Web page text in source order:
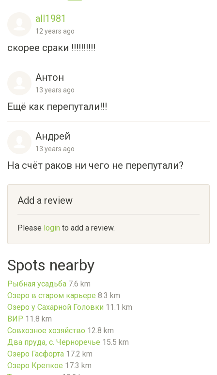
all1981
12 years ago
скорее сраки !!!!!!!!!!
Антон
13 years ago
Ещё как перепутали!!!
Андрей
13 years ago
На счёт раков ни чего не перепутали?
Add a review
Please login to add a review.
Spots nearby
Рыбная усадьба 7.6 km
Озеро в старом карьере 8.3 km
Озеро у Сахарной Головки 11.1 km
ВИР 11.8 km
Совхозное хозяйство 12.8 km
Два пруда, с. Черноречье 15.5 km
Озеро Гасфорта 17.2 km
Озеро Крепкое 17.3 km